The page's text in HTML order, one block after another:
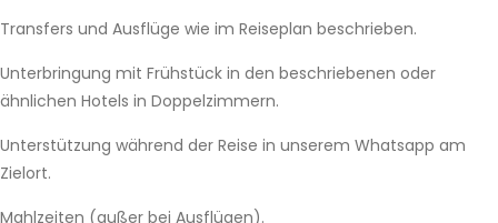
Transfers und Ausflüge wie im Reiseplan beschrieben.
Unterbringung mit Frühstück in den beschriebenen oder
ähnlichen Hotels in Doppelzimmern.
Unterstützung während der Reise in unserem Whatsapp am
Zielort.
Mahlzeiten (außer bei Ausflügen).